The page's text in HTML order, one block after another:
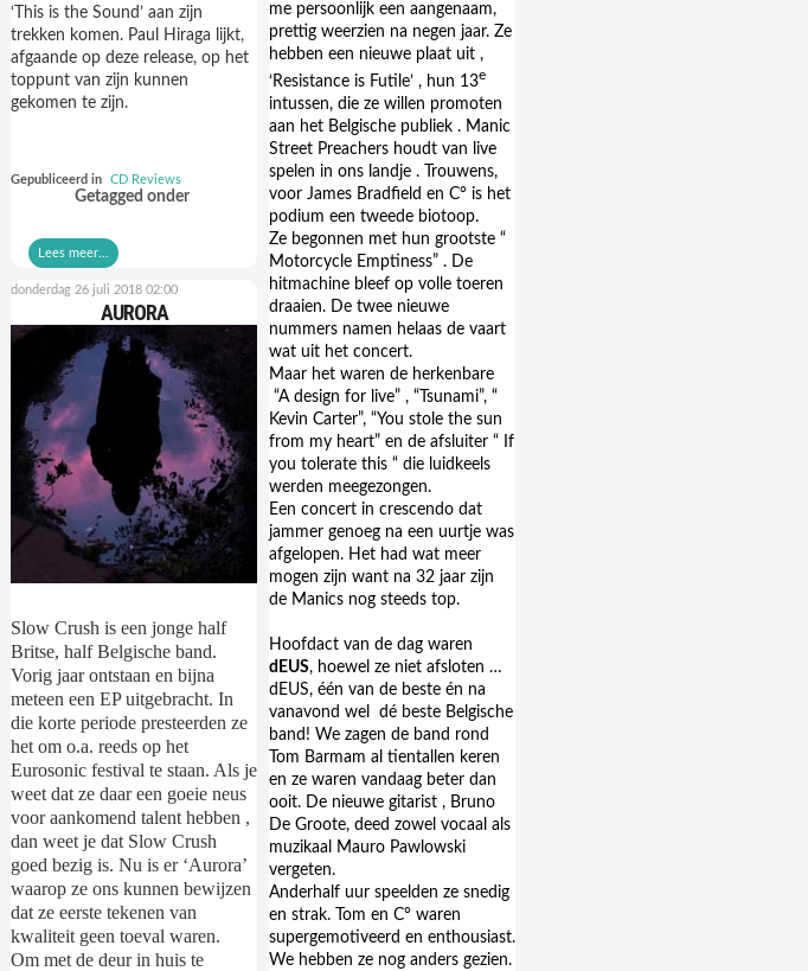
‘This is the Sound’ aan zijn
trekken komen. Paul Hiraga lijkt,
afgaande op deze release, op het
toppunt van zijn kunnen
gekomen te zijn.
Gepubliceerd in CD Reviews
Getagged onder
Lees meer...
me persoonlijk een aangenaam,
prettig weerzien na negen jaar. Ze
hebben een nieuwe plaat uit ,
‘Resistance is Futile’ , hun 13e
intussen, die ze willen promoten
aan het Belgische publiek . Manic
Street Preachers houdt van live
spelen in ons landje . Trouwens,
voor James Bradfield en C° is het
podium een tweede biotoop.
Ze begonnen met hun grootste “
Motorcycle Emptiness” . De
hitmachine bleef op volle toeren
draaien. De twee nieuwe
nummers namen helaas de vaart
wat uit het concert.
Maar het waren de herkenbare
“A design for live” , “Tsunami”, “
Kevin Carter”, “You stole the sun
from my heart” en de afsluiter “ If
you tolerate this “ die luidkeels
werden meegezongen.
Een concert in crescendo dat
jammer genoeg na een uurtje was
afgelopen. Het had wat meer
mogen zijn want na 32 jaar zijn
de Manics nog steeds top.
Hoofdact van de dag waren
dEUS, hoewel ze niet afsloten …
dEUS, één van de beste én na
vanavond wel
dé beste Belgische
band! We zagen de band rond
Tom Barmam al tientallen keren
en ze waren vandaag beter dan
ooit. De nieuwe gitarist , Bruno
De Groote, deed zowel vocaal als
muzikaal Mauro Pawlowski
vergeten.
Anderhalf uur speelden ze snedig
en strak. Tom en C° waren
supergemotiveerd en enthousiast.
We hebben ze nog anders gezien.
donderdag 26 juli 2018 02:00
AURORA
Slow Crush is een jonge half
Britse, half Belgische band.
Vorig jaar ontstaan en bijna
meteen een EP uitgebracht. In
die korte periode presteerden ze
het om o.a. reeds op het
Eurosonic festival te staan. Als je
weet dat ze daar een goeie neus
voor aankomend talent hebben ,
dan weet je dat Slow Crush
goed bezig is. Nu is er ‘Aurora’
waarop ze ons kunnen bewijzen
dat ze eerste tekenen van
kwaliteit geen toeval waren.
Om met de deur in huis te